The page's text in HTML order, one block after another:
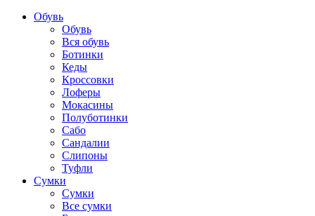
Обувь
Обувь
Вся обувь
Ботинки
Кеды
Кроссовки
Лоферы
Мокасины
Полуботинки
Сабо
Сандалии
Слипоны
Туфли
Сумки
Сумки
Все сумки